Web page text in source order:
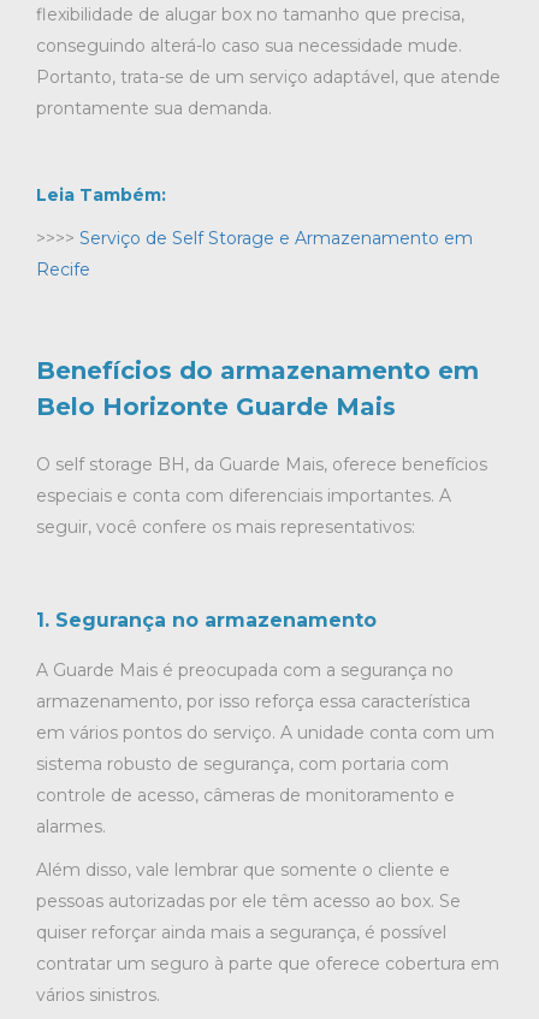
flexibilidade de alugar box no tamanho que precisa,
conseguindo alterá-lo caso sua necessidade mude.
Portanto, trata-se de um serviço adaptável, que atende
prontamente sua demanda.
Leia Também:
>>>> Serviço de Self Storage e Armazenamento em
Recife
Benefícios do armazenamento em
Belo Horizonte Guarde Mais
O self storage BH, da Guarde Mais, oferece benefícios
especiais e conta com diferenciais importantes. A
seguir, você confere os mais representativos:
1. Segurança no armazenamento
A Guarde Mais é preocupada com a segurança no
armazenamento, por isso reforça essa característica
em vários pontos do serviço. A unidade conta com um
sistema robusto de segurança, com portaria com
controle de acesso, câmeras de monitoramento e
alarmes.
Além disso, vale lembrar que somente o cliente e
pessoas autorizadas por ele têm acesso ao box. Se
quiser reforçar ainda mais a segurança, é possível
contratar um seguro à parte que oferece cobertura em
vários sinistros.